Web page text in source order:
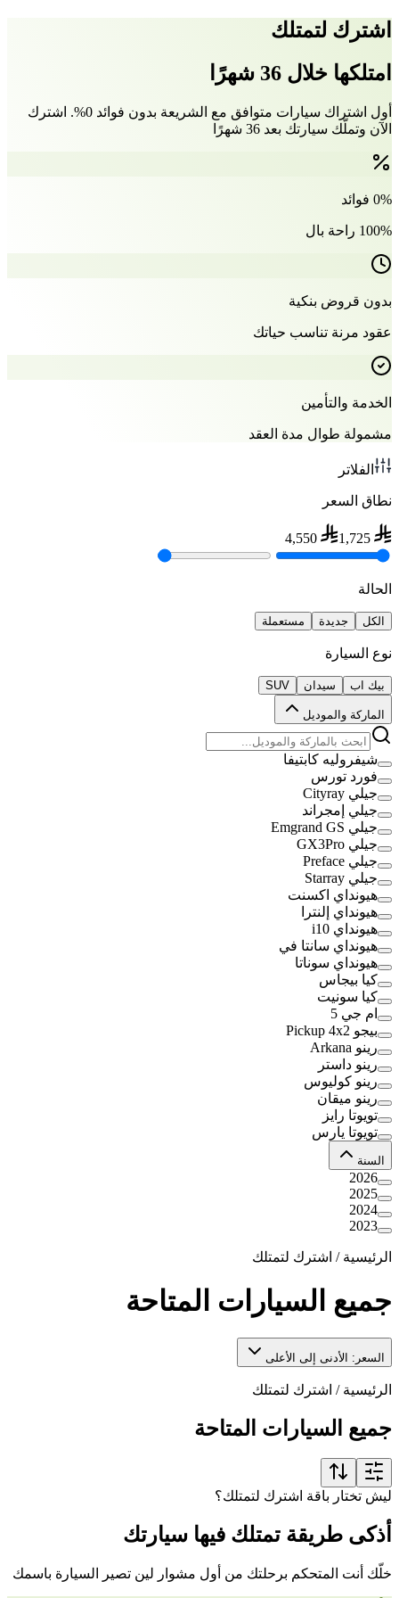
اشترك لتمتلك
امتلكها خلال 36 شهرًا
أول اشتراك سيارات متوافق مع الشريعة بدون فوائد 0%. اشترك
الآن وتملّك سيارتك بعد 36 شهرًا
0% فوائد
100% راحة بال
بدون قروض بنكية
عقود مرنة تناسب حياتك
الخدمة والتأمين
مشمولة طوال مدة العقد
الفلاتر
نطاق السعر
1,725
4,550
الحالة
الكل جديدة مستعملة
نوع السيارة
بيك اب سيدان SUV
الماركة والموديل
شيفروليه كابتيفا
فورد تورس
جيلي Cityray
جيلي إمجراند
جيلي Emgrand GS
جيلي GX3Pro
جيلي Preface
جيلي Starray
هيونداي اكسنت
هيونداي إلنترا
هيونداي i10
هيونداي سانتا في
هيونداي سوناتا
كيا بيجاس
كيا سونيت
ام جي 5
بيجو Pickup 4x2
رينو Arkana
رينو داستر
رينو كوليوس
رينو ميقان
تويوتا رايز
تويوتا يارس
السنة
2026
2025
2024
2023
الرئيسية / اشترك لتمتلك
جميع السيارات المتاحة
السعر: الأدنى إلى الأعلى
الرئيسية / اشترك لتمتلك
جميع السيارات المتاحة
ليش تختار باقة اشترك لتمتلك؟
أذكى طريقة تمتلك فيها سيارتك
خلّك أنت المتحكم برحلتك من أول مشوار لين تصير السيارة باسمك